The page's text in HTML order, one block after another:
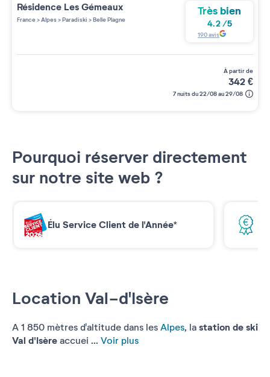
Location Val-d'Isère
A 1 850 mètres d'altitude dans les Alpes, la station de ski
Val d'Isère accuei ... Voir plus
Résidence Les Gémeaux
France>Alpes>Paradiski >Belle Plagne
Très bien
4.2/5
190avis
à partir de
342€
7 nuits du 22/08 au 29/08
Pourquoi réserver directement
sur notre site web ?
Élu Service Client de l'Année*